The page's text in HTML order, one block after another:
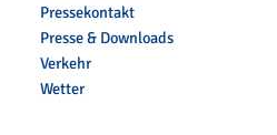
Pressekontakt
Presse & Downloads
Verkehr
Wetter